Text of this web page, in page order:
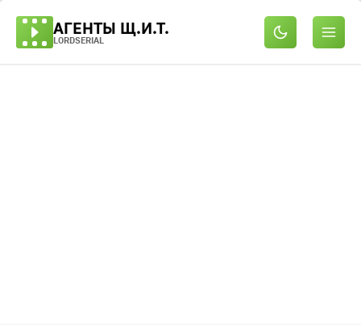
АГЕНТЫ Щ.И.Т.
LORDSERIAL